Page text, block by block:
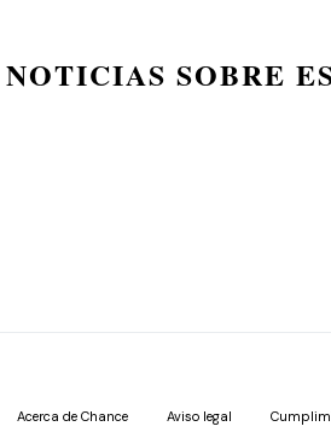
SOBRE
Acerca de Chance Aviso legal